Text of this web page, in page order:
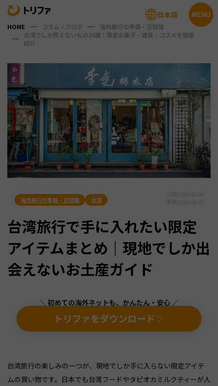
MENU
日本語
HOME コラム・ブログ
海外旅行の準備・豆知識
台湾でしか買えないもの20選！限定お菓子・雑貨・コスメを徹底
紹介
海外旅行の準備・豆知識 台湾
台湾旅行で手に入れたい限定
アイテムまとめ｜現地でしか出
会えないお土産ガイド
＼ 初めての海外ネットも、かんたん・安心 ／
トリファをダウンロード
台湾旅行の楽しみの一つが、現地でしか手に入らない限定アイテ
ムの買い物です。日本でも台湾フードやタピオカミルクティーが人